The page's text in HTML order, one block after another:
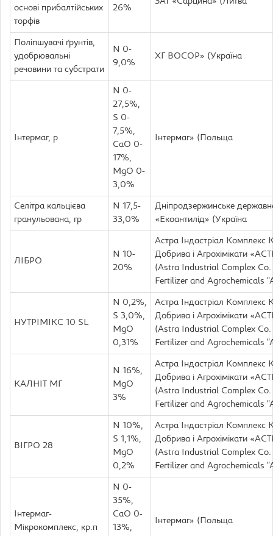
основі прибалтійських
торфів
26%
Поліпшувачі ґрунтів,
удобрювальні
речовини та субстрати
N 0-
9,0%
ХГ ВОСОР» (Україна
Інтермаг, р
N 0-
27,5%,
S 0-
7,5%,
CaO 0-
17%,
MgO 0-
3,0%
Інтермаг» (Польща
Селітра кальцієва
гранульована, гр
N 17,5-
33,0%
Дніпродзержинське
«Екоантилід» (Україна
ЛІБРО
N 10-
20%
Астра Індастріал Комплекс
Добрива і Aгрохімікати
(Astra Industrial Complex Co.
Fertilizer and Agrochemicals
НУТРІМІКС 10 SL
N 0,2%,
S 3,0%,
MgO
0,31%
Астра Індастріал Комплекс
Добрива і Aгрохімікати
(Astra Industrial Complex Co.
Fertilizer and Agrochemicals
КАЛНІТ МГ
N 16%,
MgO
3%
Астра Індастріал Комплекс
Добрива і Aгрохімікати
(Astra Industrial Complex Co.
Fertilizer and Agrochemicals
ВІГРО 28
N 10%,
S 1,1%,
MgO
0,2%
Астра Індастріал Комплекс
Добрива і Aгрохімікати
(Astra Industrial Complex Co.
Fertilizer and Agrochemicals
Інтермаг-
Мікрокомплекс, кр.п
N 0-
35%,
CaO 0-
13%,
Інтермаг» (Польща